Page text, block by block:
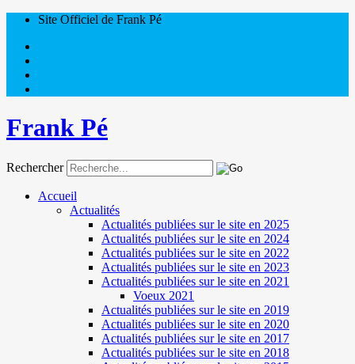
Site Officiel de Frank Pé
Frank Pé
Rechercher
Accueil
Actualités
Actualités publiées sur le site en 2025
Actualités publiées sur le site en 2024
Actualités publiées sur le site en 2022
Actualités publiées sur le site en 2023
Actualités publiées sur le site en 2021
Voeux 2021
Actualités publiées sur le site en 2019
Actualités publiées sur le site en 2020
Actualités publiées sur le site en 2017
Actualités publiées sur le site en 2018